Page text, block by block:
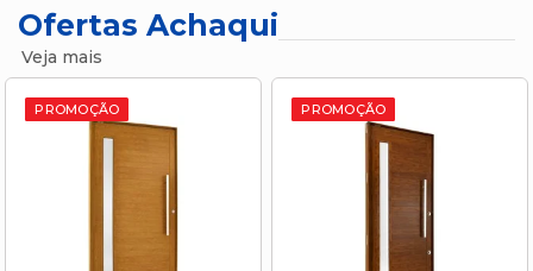
Ofertas Achaqui
Veja mais
PROMOÇÃO PROMOÇÃO